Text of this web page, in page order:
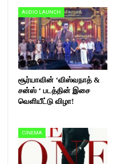
AUDIO LAUNCH
சூர்யாவின் ‘விஸ்வநாத் &
சன்ஸ் ‘ படத்தின் இசை
வெளியீட்டு விழா!
CINEMA